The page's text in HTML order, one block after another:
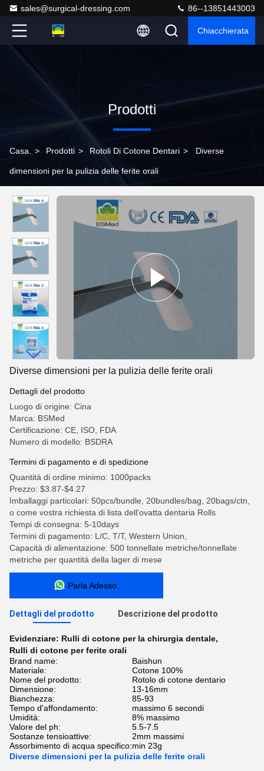
sales@surgical-dressing.com 86--13851443003
Chiacchierata
Prodotti
Casa. > Prodotti > Rotoli Di Cotone Dentari > Diverse
dimensioni per la pulizia delle ferite orali
Diverse dimensioni per la pulizia delle ferite orali
Dettagli del prodotto
Luogo di origine: Cina
Marca: BSMed
Certificazione: CE, ISO, FDA
Numero di modello: BSDRA
Termini di pagamento e di spedizione
Quantità di ordine minimo: 1000packs
Prezzo: $3.87-$4.27
Imballaggi particolari: 50pcs/bundle, 20bundles/bag, 20bags/ctn,
o come vostra richiesta di lista dell'ovatta dentaria Rolls
Tempi di consegna: 5-10days
Termini di pagamento: L/C, T/T, Western Union,
Capacità di alimentazione: 500 tonnellate metriche/tonnellate
metriche per quantità della lager di mese
Parla Adesso.
Dettagli del prodotto Descrizione del prodotto
Evidenziare: Rulli di cotone per la chirurgia dentale,
Rulli di cotone per ferite orali
Brand name:
Baishun
Materiale:
Cotone 100%
Nome del prodotto:
Rotolo di cotone dentario
Dimensione:
13-16mm
Bianchezza:
85-93
Tempo d'affondamento:
massimo 6 secondi
Umidità:
8% massimo
Valore del ph:
5.5-7.5
Sostanze tensioattive:
2mm massimi
Assorbimento di acqua specifico:min 23g
Diverse dimensioni per la pulizia delle ferite orali